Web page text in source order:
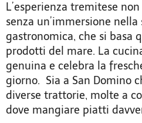
L’esperienza tremitese
senza un’immersione
gastronomica, che si basa
prodotti del mare. La
genuina e celebra la
giorno. Sia a San Domino
diverse trattorie, molte a
dove mangiare piatti